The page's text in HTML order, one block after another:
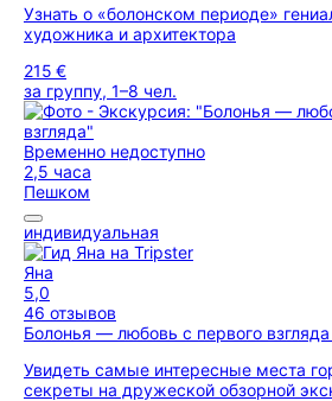
Узнать о «болонском периоде»
художника и архитектора
215 €
за группу, 1–8 чел.
Временно недоступно
2,5 часа
Пешком
индивидуальная
Яна
5,0
46 отзывов
Болонья — любовь с первого взгляда
Увидеть самые интересные места
секреты на дружеской обзорной